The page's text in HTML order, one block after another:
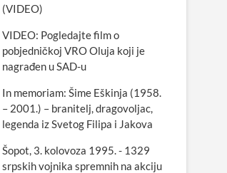
(VIDEO)
VIDEO: Pogledajte film o
pobjedničkoj VRO Oluja koji je
nagrađen u SAD-u
In memoriam: Šime Eškinja (1958.
– 2001.) – branitelj, dragovoljac,
legenda iz Svetog Filipa i Jakova
Šopot, 3. kolovoza 1995. - 1329
srpskih vojnika spremnih na akciju